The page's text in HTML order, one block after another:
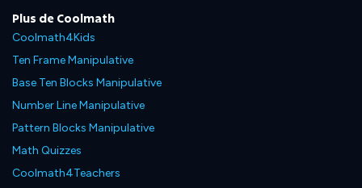
Plus de Coolmath
Coolmath4Kids
Ten Frame Manipulative
Base Ten Blocks Manipulative
Number Line Manipulative
Pattern Blocks Manipulative
Math Quizzes
Coolmath4Teachers